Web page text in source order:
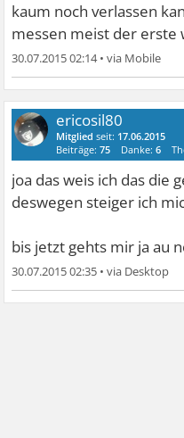
kaum noch verlassen
messen meist der erste
30.07.2015 02:14•
ericosil80
Mitglied seit: 17.06.2015
Beiträge:75 Danke:6
joa das weis ich das die
deswegen steiger ich
bis jetzt gehts mir ja au
30.07.2015 02:35 •